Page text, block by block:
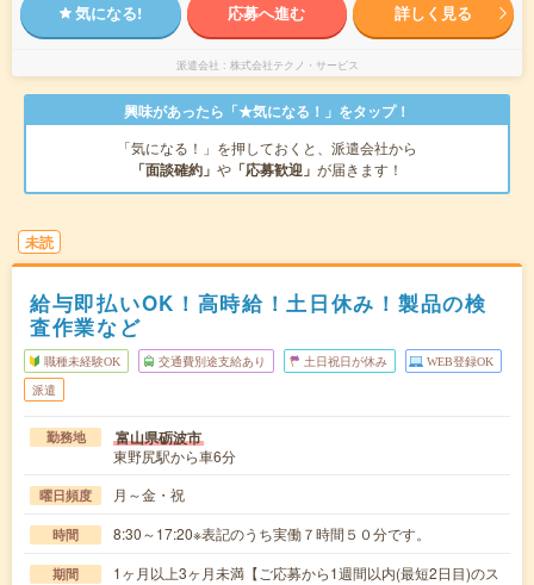
気になる! 応募へ進む 詳しく見る
派遣会社 株式会社テクノ・サービス
興味があったら「★気になる！」をタップ！
「気になる！」を押しておくと、派遣会社から
「面談確約」 や 「応募歓迎」 が届きます！
未読
給与即払いOK！高時給！土日休み！製品の検
査作業など
職種未経験OK 交通費別途支給あり 土日祝日が休み WEB登録OK
派遣
勤務地 富山県砺波市
東野尻駅から車6分
曜日頻度 月～金・祝
時間 8:30～17:20※表記のうち実働７時間５０分です。
期間
1ヶ月以上3ヶ月未満【ご応募から1週間以内(最短2日目)のス